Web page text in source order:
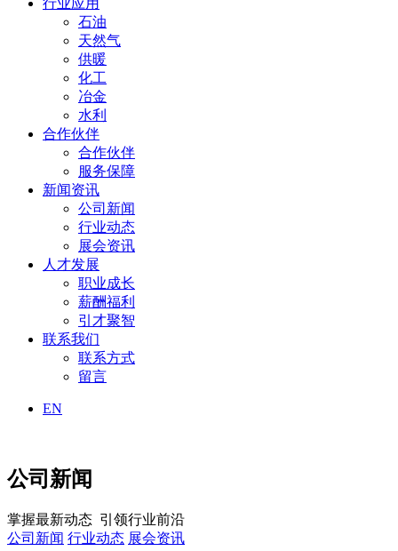
石油
天然气
供暖
化工
冶金
水利
合作伙伴
合作伙伴
服务保障
新闻资讯
公司新闻
行业动态
展会资讯
人才发展
职业成长
薪酬福利
引才聚智
联系我们
联系方式
留言
EN
公司新闻
掌握最新动态 引领行业前沿
公司新闻 行业动态 展会资讯